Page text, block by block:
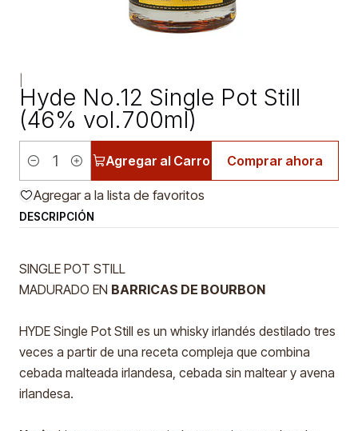
Hyde No.12 Single Pot Still
(46% vol.700ml)
Cantidad
Agregar al Carro Comprar ahora
Agregar a la lista de favoritos
DESCRIPCIÓN
SINGLE POT STILL
MADURADO EN BARRICAS DE BOURBON
HYDE Single Pot Still es un whisky irlandés destilado tres
veces a partir de una receta compleja que combina
cebada malteada irlandesa, cebada sin maltear y avena
irlandesa.